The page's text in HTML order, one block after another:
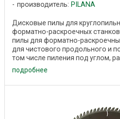
производитель: PILANA
Дисковые пилы для
форматно-раскроечных
пилы для форматно-
для чистового продольного и
том числе пиления под углом,
подробнее